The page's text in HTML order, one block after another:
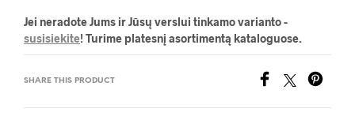
Jei neradote Jums ir Jūsų verslui tinkamo varianto -
susisiekite! Turime platesnį asortimentą kataloguose.
SHARE THIS PRODUCT